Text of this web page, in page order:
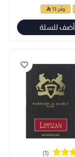
وفّر 13
أضف للسلة
(1)